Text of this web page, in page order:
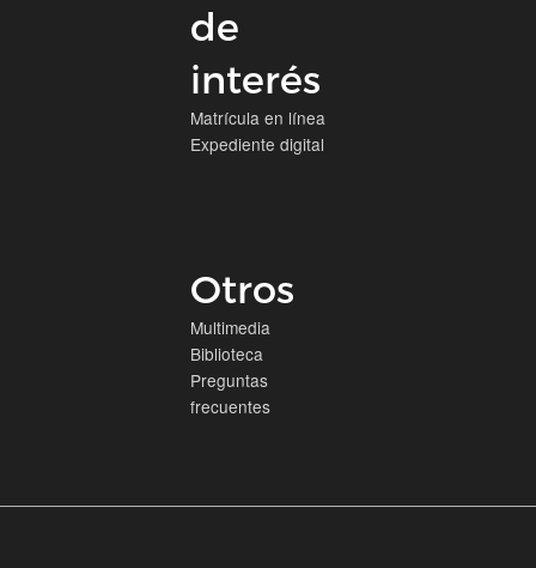
de
interés
Matrícula en línea
Expediente digital
Otros
Multimedia
Biblioteca
Preguntas
frecuentes